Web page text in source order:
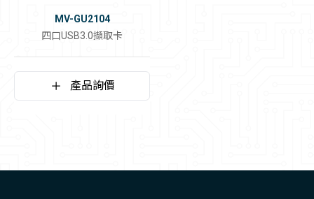
MV-GU2104
四口USB3.0擷取卡
產品詢價